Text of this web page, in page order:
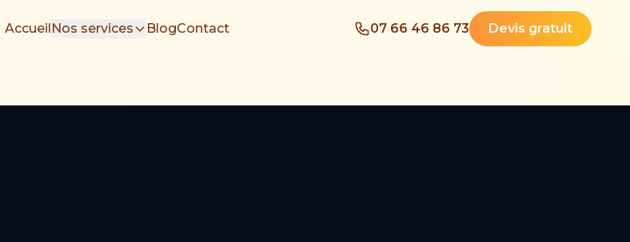
AccueilNos services BlogContact 07 66 46 86 73 Devis gratuit